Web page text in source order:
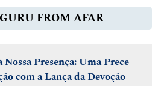
FROM AFAR
Presença: Uma Prece
com a Lança da Devoção